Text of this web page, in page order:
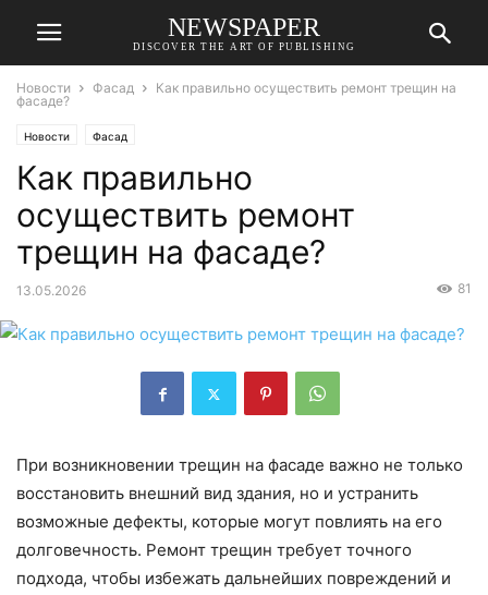
NEWSPAPER
DISCOVER THE ART OF PUBLISHING
Новости Фасад
Как правильно осуществить ремонт трещин на
фасаде?
Новости Фасад
Как правильно
осуществить ремонт
трещин на фасаде?
13.05.2026 81
При возникновении трещин на фасаде важно не только
восстановить внешний вид здания, но и устранить
возможные дефекты, которые могут повлиять на его
долговечность. Ремонт трещин требует точного
подхода, чтобы избежать дальнейших повреждений и